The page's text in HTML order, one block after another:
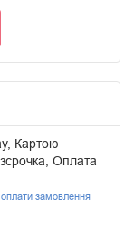
Картою
Оплата
оплати замовлення